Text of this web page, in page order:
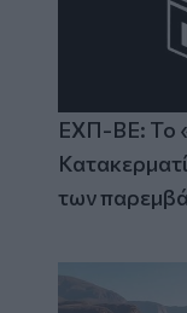
ΕΧΠ-ΒΕ: Το
των